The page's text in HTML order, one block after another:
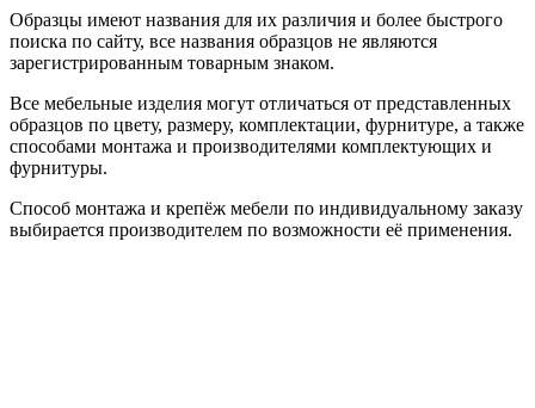
Образцы имеют названия для их различия и более быстрого
поиска по сайту, все названия образцов не являются
зарегистрированным товарным знаком.
Все мебельные изделия могут отличаться от представленных
образцов по цвету, размеру, комплектации, фурнитуре, а также
способами монтажа и производителями комплектующих и
фурнитуры.
Способ монтажа и крепёж мебели по индивидуальному заказу
выбирается производителем по возможности её применения.